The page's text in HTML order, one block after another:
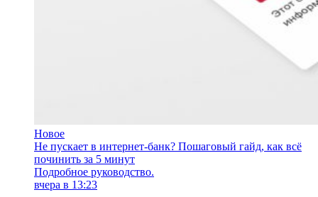
Новое
Не пускает в интернет-банк? Пошаговый гайд, как всё
починить за 5 минут
Подробное руководство.
вчера в 13:23